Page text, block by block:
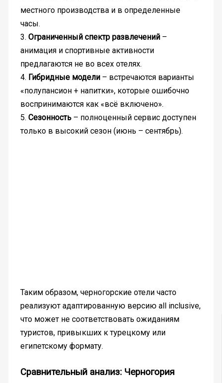
местного производства и в определенные
часы.
3. Ограниченный спектр развлечений–
анимация и спортивные активности
предлагаются не во всех отелях.
4. Гибридные модели– встречаются варианты
«полупансион + напитки», которые ошибочно
воспринимаются как «всё включено».
5. Сезонность– полноценный сервис доступен
только в высокий сезон (июнь – сентябрь).
Таким образом, черногорские отели часто
реализуют адаптированную версию all inclusive,
что может не соответствовать ожиданиям
туристов, привыкших к турецкому или
египетскому формату.
Сравнительный анализ: Черногория